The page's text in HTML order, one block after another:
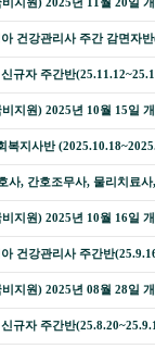
건강관리사 주간 감면자
규자 주간반
지원) 2025년 10월 15일
복지사반
사, 간호조무사, 물리치료
비지원) 2025년 10월 16일
건강관리사 주간반
지원) 2025년 08월 28일
규자 주간반